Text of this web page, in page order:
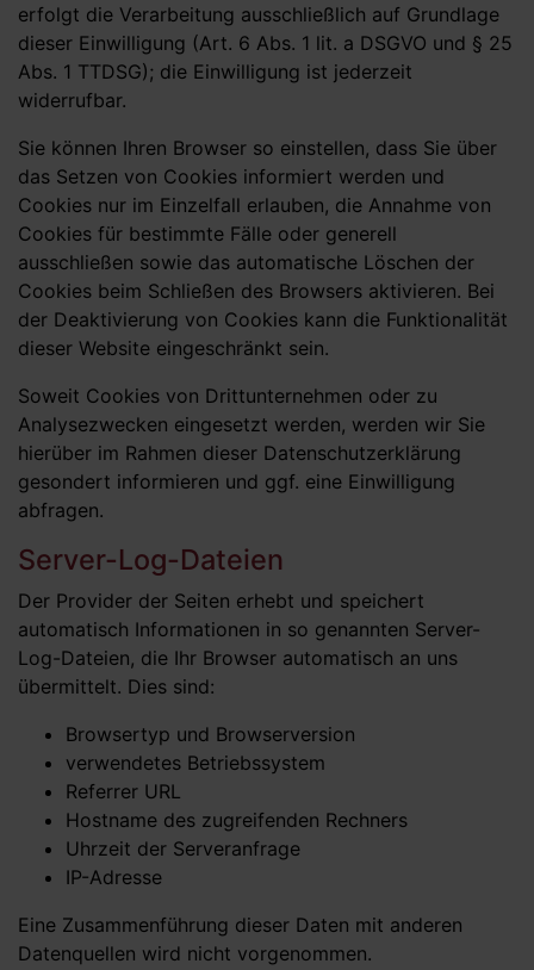
erfolgt die Verarbeitung ausschließlich auf Grundlage
dieser Einwilligung (Art. 6 Abs. 1 lit. a DSGVO und § 25
Abs. 1 TTDSG); die Einwilligung ist jederzeit
widerrufbar.
Sie können Ihren Browser so einstellen, dass Sie über
das Setzen von Cookies informiert werden und
Cookies nur im Einzelfall erlauben, die Annahme von
Cookies für bestimmte Fälle oder generell
ausschließen sowie das automatische Löschen der
Cookies beim Schließen des Browsers aktivieren. Bei
der Deaktivierung von Cookies kann die Funktionalität
dieser Website eingeschränkt sein.
Soweit Cookies von Drittunternehmen oder zu
Analysezwecken eingesetzt werden, werden wir Sie
hierüber im Rahmen dieser Datenschutzerklärung
gesondert informieren und ggf. eine Einwilligung
abfragen.
Server-Log-Dateien
Der Provider der Seiten erhebt und speichert
automatisch Informationen in so genannten Server-
Log-Dateien, die Ihr Browser automatisch an uns
übermittelt. Dies sind:
Browsertyp und Browserversion
verwendetes Betriebssystem
Referrer URL
Hostname des zugreifenden Rechners
Uhrzeit der Serveranfrage
IP-Adresse
Eine Zusammenführung dieser Daten mit anderen
Datenquellen wird nicht vorgenommen.